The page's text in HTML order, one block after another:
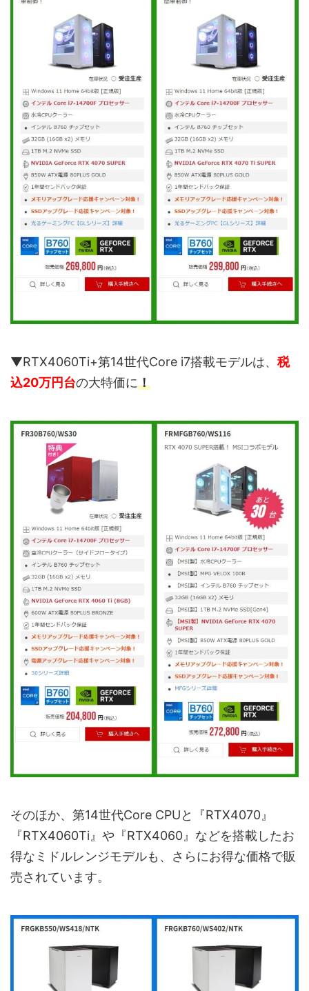
▼RTX4060Ti+第14世代Core i7搭載モデルは、 税
込20万円台の大特価に！
そのほか、第14世代Core CPUと『RTX4070』
『RTX4060Ti』や『RTX4060』などを搭載したお
得なミドルレンジモデルも、さらにお得な価格で販
売されています。